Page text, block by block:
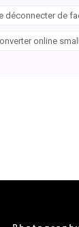
déconnecter de
online